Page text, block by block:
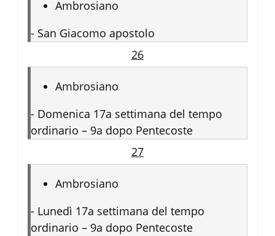
Ambrosiano
- San Giacomo apostolo
26
Ambrosiano
- Domenica 17a settimana del tempo
ordinario – 9a dopo Pentecoste
27
Ambrosiano
- Lunedì 17a settimana del tempo
ordinario – 9a dopo Pentecoste